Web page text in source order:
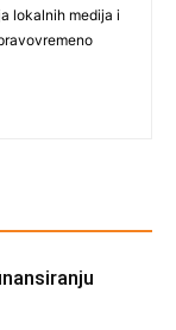
lokalnih medija i